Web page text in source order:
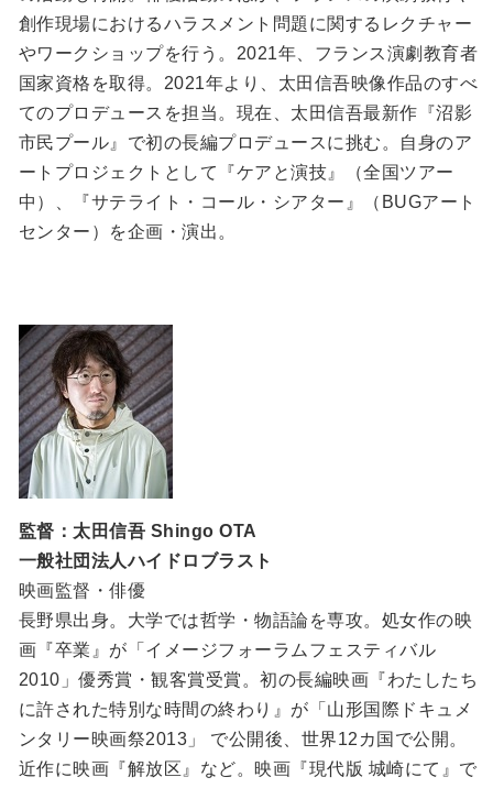
創作現場におけるハラスメント問題に関するレクチャー
やワークショップを行う。2021年、フランス演劇教育者
国家資格を取得。2021年より、太田信吾映像作品のすべ
てのプロデュースを担当。現在、太田信吾最新作『沼影
市民プール』で初の長編プロデュースに挑む。自身のア
ートプロジェクトとして『ケアと演技』（全国ツアー
中）、『サテライト・コール・シアター』（BUGアート
センター）を企画・演出。
監督：太田信吾 Shingo OTA
一般社団法人ハイドロブラスト
映画監督・俳優
長野県出身。大学では哲学・物語論を専攻。処女作の映
画『卒業』が「イメージフォーラムフェスティバル
2010」優秀賞・観客賞受賞。初の長編映画『わたしたち
に許された特別な時間の終わり』が「山形国際ドキュメ
ンタリー映画祭2013」 で公開後、世界12カ国で公開。
近作に映画『解放区』など。映画『現代版 城崎にて』で